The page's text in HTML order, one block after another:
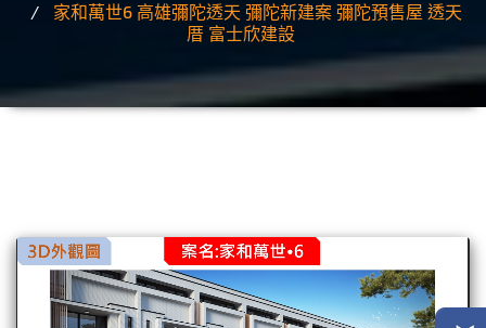
家和萬世6 高雄彌陀透天 彌陀新建案 彌陀預售屋 透天
厝 富士欣建設